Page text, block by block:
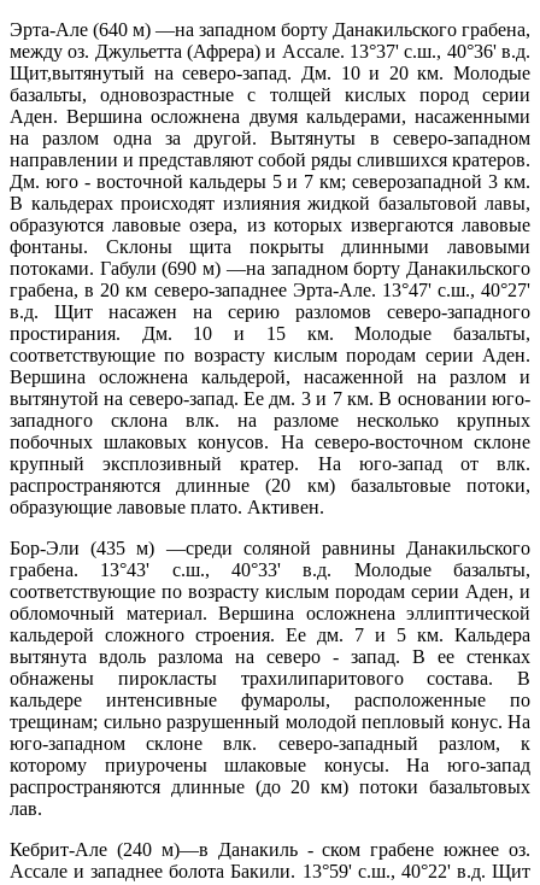
Эрта-Але (640 м) —на западном борту Данакильского грабена,
между оз. Джульетта (Афрера) и Ассале. 13°37' с.ш., 40°36' в.д.
Щит,вытянутый на северо-запад. Дм. 10 и 20 км. Молодые
базальты, одновозрастные с толщей кислых пород серии
Аден. Вершина осложнена двумя кальдерами, насаженными
на разлом одна за другой. Вытянуты в северо-западном
направлении и представляют собой ряды слившихся кратеров.
Дм. юго - восточной кальдеры 5 и 7 км; северозападной 3 км.
В кальдерах происходят излияния жидкой базальтовой лавы,
образуются лавовые озера, из которых извергаются лавовые
фонтаны. Склоны щита покрыты длинными лавовыми
потоками. Габули (690 м) —на западном борту Данакильского
грабена, в 20 км северо-западнее Эрта-Але. 13°47' с.ш., 40°27'
в.д. Щит насажен на серию разломов северо-западного
простирания. Дм. 10 и 15 км. Молодые базальты,
соответствующие по возрасту кислым породам серии Аден.
Вершина осложнена кальдерой, насаженной на разлом и
вытянутой на северо-запад. Ее дм. 3 и 7 км. В основании юго-
западного склона влк. на разломе несколько крупных
побочных шлаковых конусов. На северо-восточном склоне
крупный эксплозивный кратер. На юго-запад от влк.
распространяются длинные (20 км) базальтовые потоки,
образующие лавовые плато. Активен.
Бор-Эли (435 м) —среди соляной равнины Данакильского
грабена. 13°43' с.ш., 40°33' в.д. Молодые базальты,
соответствующие по возрасту кислым породам серии Аден, и
обломочный материал. Вершина осложнена эллиптической
кальдерой сложного строения. Ее дм. 7 и 5 км. Кальдера
вытянута вдоль разлома на северо - запад. В ее стенках
обнажены пирокласты трахилипаритового состава. В
кальдере интенсивные фумаролы, расположенные по
трещинам; сильно разрушенный молодой пепловый конус. На
юго-западном склоне влк. северо-западный разлом, к
которому приурочены шлаковые конусы. На юго-запад
распространяются длинные (до 20 км) потоки базальтовых
лав.
Кебрит-Але (240 м)—в Данакиль - ском грабене южнее оз.
Ассале и западнее болота Бакили. 13°59' с.ш., 40°22' в.д. Щит